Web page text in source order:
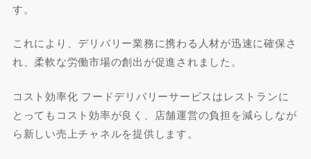
す。
これにより、デリバリー業務に携わる人材が迅速に確保さ
れ、柔軟な労働市場の創出が促進されました。
コスト効率化 フードデリバリーサービスはレストランに
とってもコスト効率が良く、店舗運営の負担を減らしなが
ら新しい売上チャネルを提供します。